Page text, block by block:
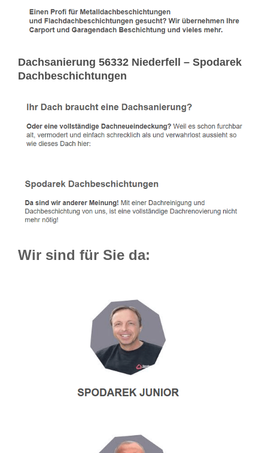
Dachsanierung 56332 Niederfell – Spodarek
Dachbeschichtungen
Wir sind für Sie da: